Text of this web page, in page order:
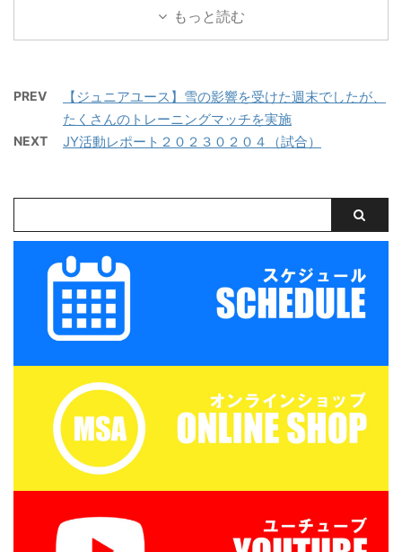
必要となります。既存ユ
を保存する
必要となります。既存ユ
を保存する
もっと読む
PREV
【ジュニアユース】雪の影響を受けた週末でしたが、
たくさんのトレーニングマッチを実施
NEXT JY活動レポート２０２３０２０４（試合）